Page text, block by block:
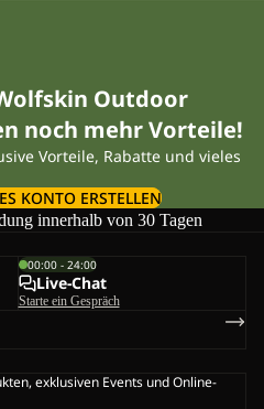
Outdoor
noch mehr Vorteile!
Vorteile, Rabatte und vieles
KONTO ERSTELLEN
innerhalb von 30 Tagen
00:00 - 24:00
Live-Chat
Starte ein Gespräch
exklusiven Events und Online-